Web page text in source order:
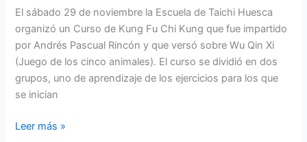
El sábado 29 de noviembre la Escuela de Taichi Huesca
organizó un Curso de Kung Fu Chi Kung que fue impartido
por Andrés Pascual Rincón y que versó sobre Wu Qin Xi
(Juego de los cinco animales). El curso se dividió en dos
grupos, uno de aprendizaje de los ejercicios para los que
se inician
Huesca
Leer más »